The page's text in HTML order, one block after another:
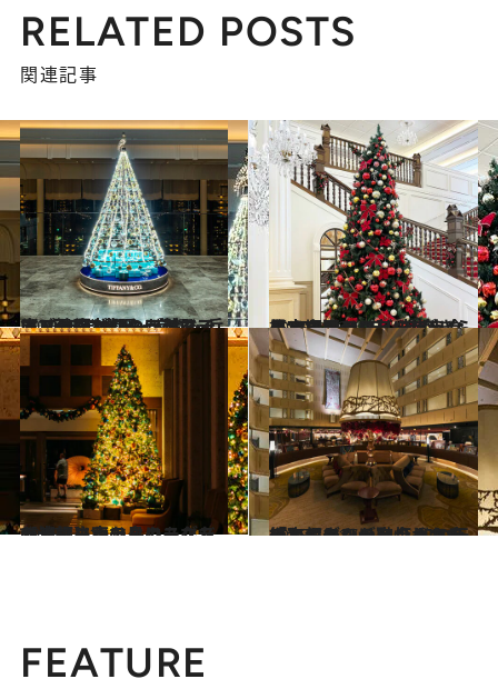
RELATED POSTS
関連記事
2025.12.24
《2025年 大阪・京都・兵庫・沖縄》初のフェスティブシーズンやラグジュアリーなツリーが勢ぞろい…西日本のクリスマスツリー【7選】
旅＆お出かけ 2025.12.20
【宝塚ホテル】“社交界”のシャンデリアがきらめく白亜のロビーで出合うまるでドレスのようなクリスマスツリー
旅＆お出かけ
2025.12.19
【ザ・リッツ・カールトン沖縄】南の島のラグジュアリーホテルにあたたかく灯されたクリスマスの光
旅＆お出かけ 2025.12.17
【京都センチュリーホテル】ホテルのシンボル「かんじんの京灯り」をデコレーション！ 和の伝統とモダンが融合した癒やしのツリー
旅＆お出かけ
FEATURE